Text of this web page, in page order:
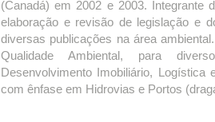
(Canadá) em 2002 e 2003. Integrante
elaboração e revisão de legislação e
diversas publicações na área
Qualidade Ambiental, para
Desenvolvimento Imobiliário, Logística
com ênfase em Hidrovias e Portos